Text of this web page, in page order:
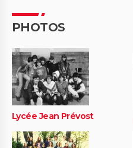
PHOTOS
Lycée Jean Prévost